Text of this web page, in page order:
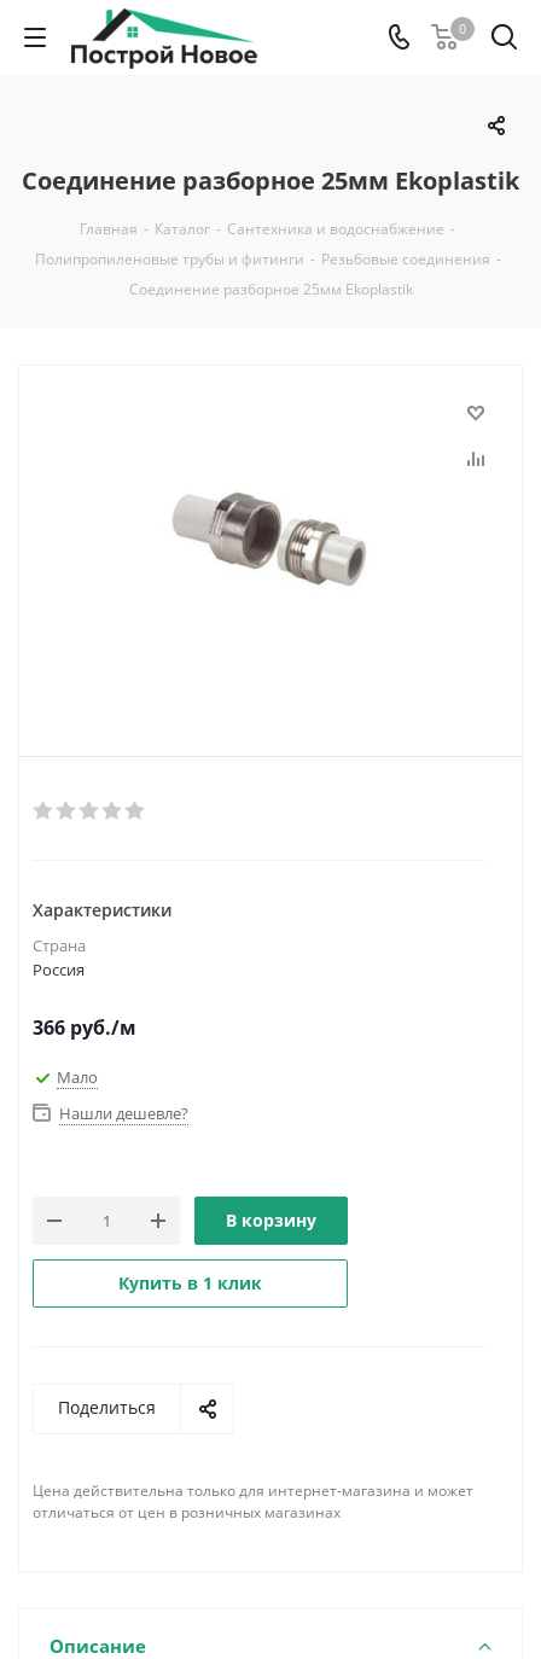
0
Соединение разборное 25мм Ekoplastik
Главная - Каталог - Сантехника и водоснабжение -
Полипропиленовые трубы и фитинги - Резьбовые соединения -
Соединение разборное 25мм Ekoplastik
Характеристики
Страна
Россия
366 руб./м
Мало
Нашли дешевле?
В корзину
Купить в 1 клик
Поделиться
Цена действительна только для интернет-магазина и может
отличаться от цен в розничных магазинах
Описание